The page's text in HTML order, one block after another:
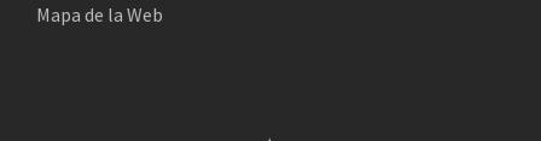
Mapa de la Web